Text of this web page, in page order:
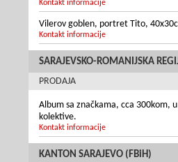
Kontakt informacije
Vilerov goblen, portret Tito,
Kontakt informacije
SARAJEVSKO-ROMANIJSKA
PRODAJA
Album sa značkama, cca 300kom,
kolektive.
Kontakt informacije
KANTON SARAJEVO (FBiH)